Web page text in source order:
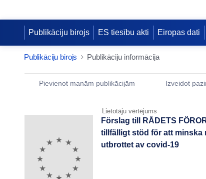
Publikāciju birojs ES tiesību akti Eiropas dati
Publikāciju birojs Publikāciju informācija
Publication Detail Actions Portlet
Pievienot manām publikācijām Izveidot
Lietotāju vērtējums
Förslag till RÅDETS
tillfälligt stöd för att minska
utbrottet av covid-19